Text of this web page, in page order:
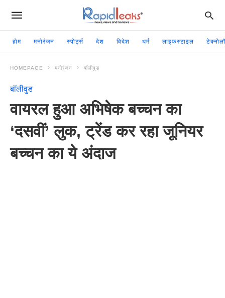
होम मनोरंजन स्पोर्ट्स देश विदेश धर्म लाइफस्टाइल
HOMEPAGE मनोरंजन बॉलीवुड
बॉलीवुड
वायरल हुआ अभिषेक बच्चन का
‘दसवीं’ लुक, ट्रेंड कर रहा जूनियर
बच्चन का ये अंदाज